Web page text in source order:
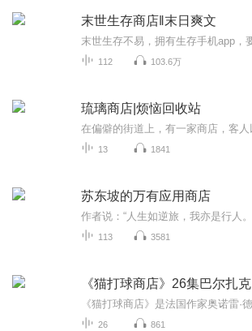
末世生存商店‖末日爽文
112 103.6万
琉璃商店|烦恼回收站
13 1841
苏东坡的万有应用商店
113 3581
《猫打球商店》26集巴尔扎克
26 861